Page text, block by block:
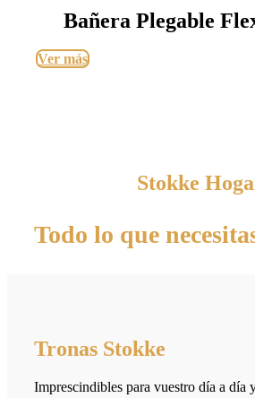
Bañera Plegable
Ver más
Stokke
Todo lo que
Tronas Stokke
Imprescindibles para vuestro día a día